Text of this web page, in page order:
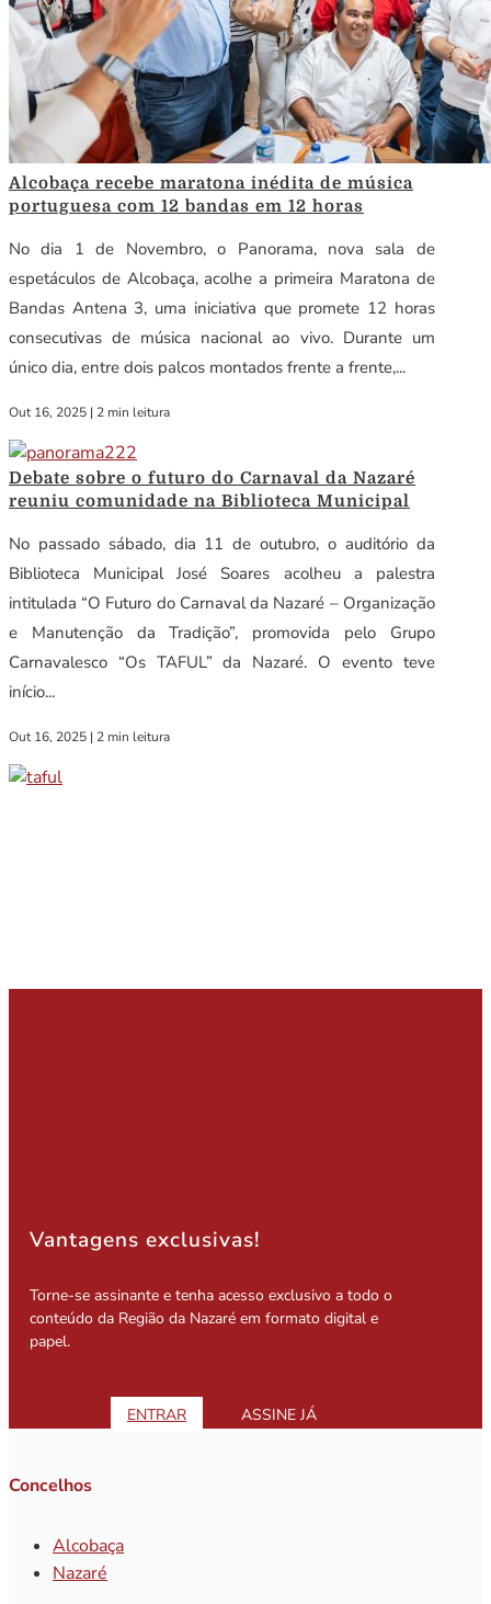
Alcobaça recebe maratona inédita de música
portuguesa com 12 bandas em 12 horas
No dia 1 de Novembro, o Panorama, nova sala de
espetáculos de Alcobaça, acolhe a primeira Maratona de
Bandas Antena 3, uma iniciativa que promete 12 horas
consecutivas de música nacional ao vivo. Durante um
único dia, entre dois palcos montados frente a frente,...
Out 16, 2025 | 2 min leitura
Debate sobre o futuro do Carnaval da Nazaré
reuniu comunidade na Biblioteca Municipal
No passado sábado, dia 11 de outubro, o auditório da
Biblioteca Municipal José Soares acolheu a palestra
intitulada “O Futuro do Carnaval da Nazaré – Organização
e Manutenção da Tradição”, promovida pelo Grupo
Carnavalesco “Os TAFUL” da Nazaré. O evento teve
início...
Out 16, 2025 | 2 min leitura
Vantagens exclusivas!
Torne-se assinante e tenha acesso exclusivo a todo o
conteúdo da Região da Nazaré em formato digital e
papel.
ENTRAR ASSINE JÁ
Concelhos
Alcobaça
Nazaré